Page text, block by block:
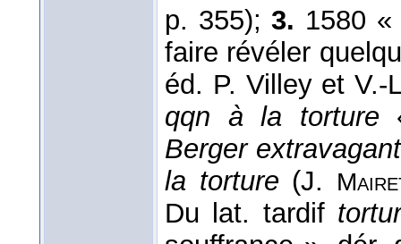
p. 355);3. 1580
faire révéler
éd. P. Villey et
qqn à la torture
Berger extravagant
la torture (J.
Du lat. tardif